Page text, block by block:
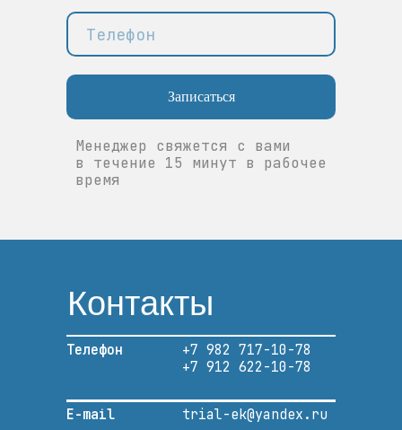
Записаться
Менеджер свяжется с вами
в течение 15 минут в рабочее
время
Контакты
Телефон
+7 982 717-10-78
+7 912 622-10-78
E-mail trial-ek@yandex.ru